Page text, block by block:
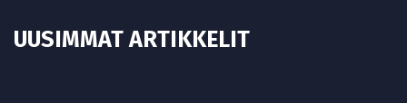
UUSIMMAT ARTIKKELIT